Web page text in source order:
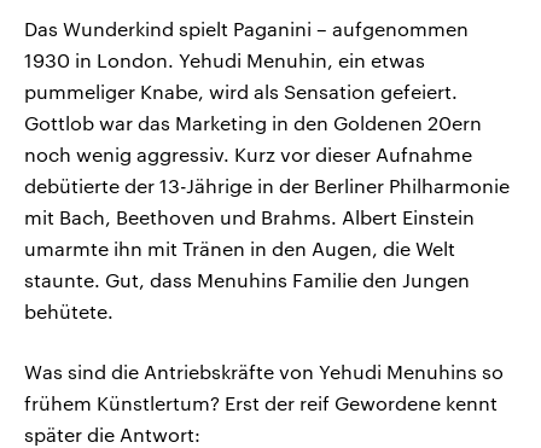
Das Wunderkind spielt Paganini – aufgenommen
1930 in London. Yehudi Menuhin, ein etwas
pummeliger Knabe, wird als Sensation gefeiert.
Gottlob war das Marketing in den Goldenen 20ern
noch wenig aggressiv. Kurz vor dieser Aufnahme
debütierte der 13-Jährige in der Berliner Philharmonie
mit Bach, Beethoven und Brahms. Albert Einstein
umarmte ihn mit Tränen in den Augen, die Welt
staunte. Gut, dass Menuhins Familie den Jungen
behütete.
Was sind die Antriebskräfte von Yehudi Menuhins so
frühem Künstlertum? Erst der reif Gewordene kennt
später die Antwort: